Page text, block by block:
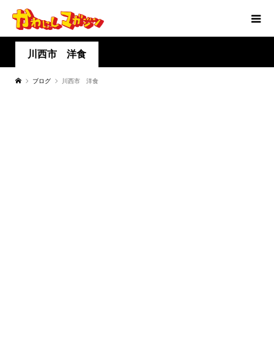
川西市 洋食
ブログ 川西市 洋食